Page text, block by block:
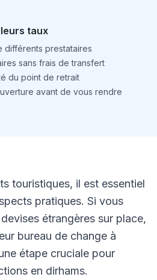
taux
différents prestataires
sans frais de transfert
du point de retrait
avant de vous rendre
touristiques, il est essentiel
pratiques. Si vous
étrangères sur place,
bureau de change à
étape cruciale pour
en dirhams.